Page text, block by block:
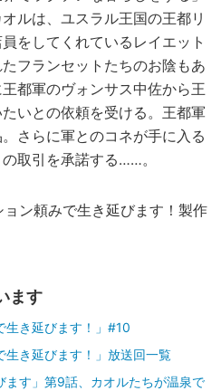
ルは、ユスラル王国の王都リ
をしてくれているレイエット
フランセットたちのお陰もあ
都軍のヴォンサス中佐から王
いとの依頼を受ける。王都軍
さらに軍とのコネが手に入る
取引を承諾する……。
ン頼みで生き延びます！製作
ます
生き延びます！」#10
生き延びます！」放送回一覧
ます」第9話、カオルたちが温泉で